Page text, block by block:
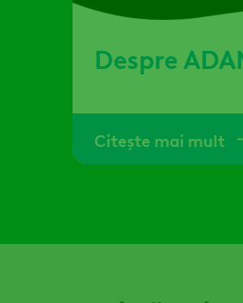
Despre
Citește mai mult